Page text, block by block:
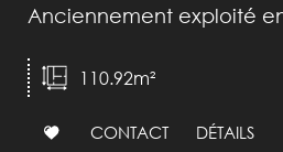
Anciennement exploité
110.92m²
CONTACT DÉTAILS